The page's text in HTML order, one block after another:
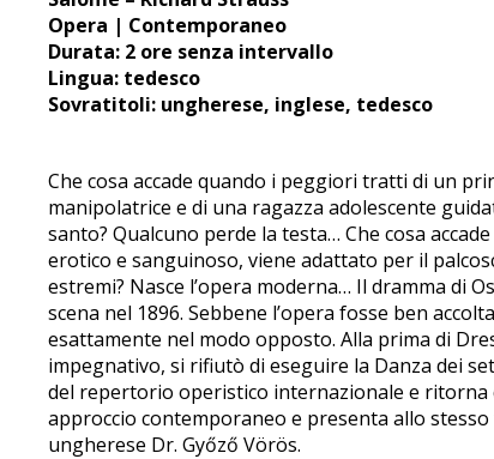
Opera | Contemporaneo
Durata: 2 ore senza intervallo
Lingua: tedesco
Sovratitoli: ungherese, inglese, tedesco
Che cosa accade quando i peggiori tratti di un
manipolatrice e di una ragazza adolescente
santo? Qualcuno perde la testa… Che cosa
erotico e sanguinoso, viene adattato per il
estremi? Nasce l’opera moderna… Il dramma di
scena nel 1896. Sebbene l’opera fosse ben
esattamente nel modo opposto. Alla prima di
impegnativo, si rifiutò di eseguire la Danza dei
del repertorio operistico internazionale e ritorna
approccio contemporaneo e presenta allo
ungherese Dr. Győző Vörös.